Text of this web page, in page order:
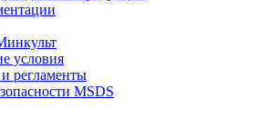
условия
регламенты
MSDS